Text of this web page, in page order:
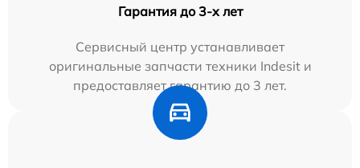
Гарантия до 3-х лет
Сервисный центр устанавливает
оригинальные запчасти техники Indesit и
предоставляет гарантию до 3 лет.